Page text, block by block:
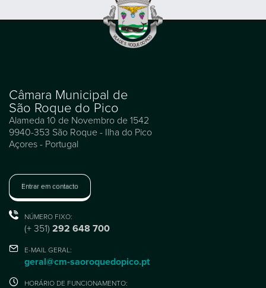
Câmara Municipal de
São Roque do Pico
Alameda 10 de Novembro de 1542
9940-353 São Roque - Ilha do Pico
Açores - Portugal
Entrar em contacto
NÚMERO FIXO:
(+ 351) 292 648 700
E-MAIL GERAL:
geral@cm-saoroquedopico.pt
HORÁRIO DE FUNCIONAMENTO: